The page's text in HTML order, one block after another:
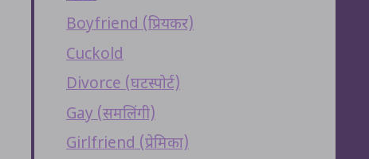
Boyfriend (प्रियकर)
Cuckold
Divorce (घटस्पोर्ट)
Gay (समलिंगी)
Girlfriend (प्रेमिका)